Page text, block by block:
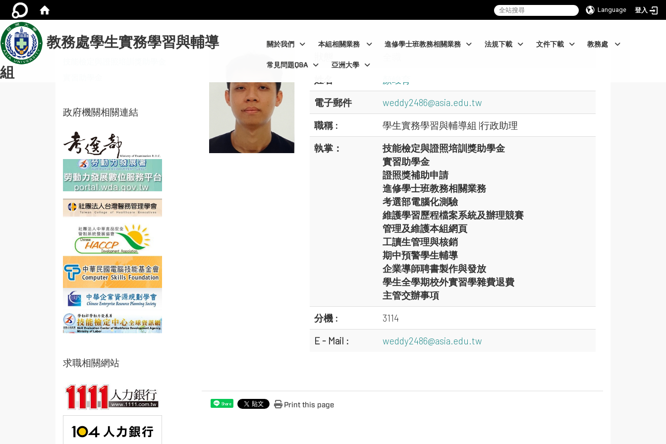
Language 登入
關於我們 本組相關業務 進修學士班教務相關業務 法規下載 文件下載 教務處
常見問題Q&A 亞洲大學
教務處學生實務學習與輔導
組
政府機關相關連結
求職相關網站
姓名
顏峻育
電子郵件
weddy2486@asia.edu.tw
職稱 :
學生實務學習與輔導組 |行政助理
執掌：
技能檢定與證照培訓獎助學金
實習助學金
證照獎補助申請
進修學士班教務相關業務
考選部電腦化測驗
維護學習歷程檔案系統及辦理競賽
管理及維護本組網頁
工讀生管理與核銷
期中預警學生輔導
企業導師聘書製作與發放
學生全學期校外實習學雜費退費
主管交辦事項
分機 :
3114
E - Mail :
weddy2486@asia.edu.tw
Share Print this page